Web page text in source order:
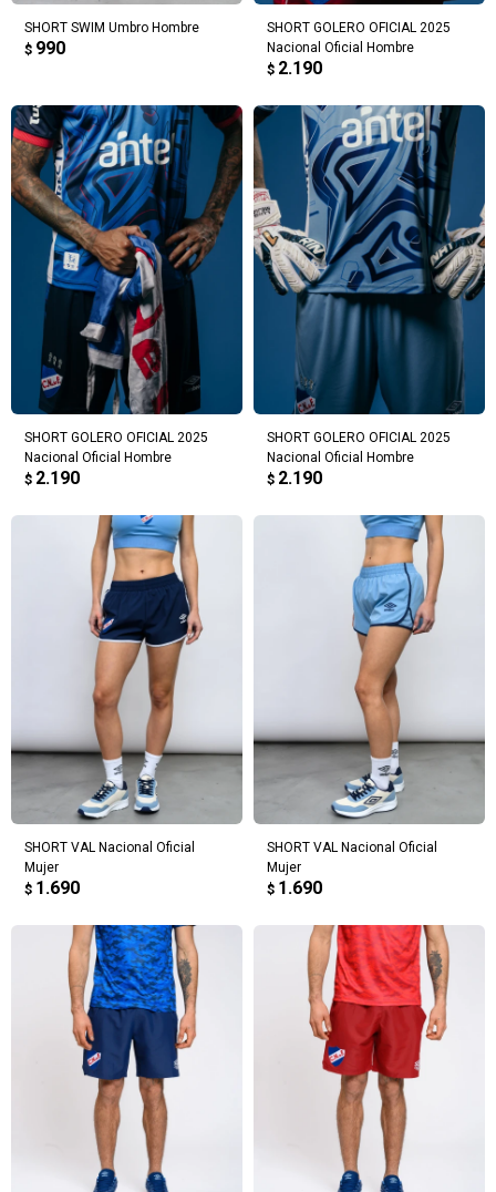
SHORT SWIM Umbro Hombre
$ 990
SHORT GOLERO OFICIAL 2025
Nacional Oficial Hombre
$ 2.190
SHORT GOLERO OFICIAL 2025
Nacional Oficial Hombre
$ 2.190
SHORT GOLERO OFICIAL 2025
Nacional Oficial Hombre
$ 2.190
SHORT VAL Nacional Oficial
Mujer
$ 1.690
SHORT VAL Nacional Oficial
Mujer
$ 1.690